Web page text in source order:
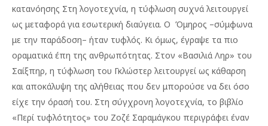
κατανόησης Στη λογοτεχνία, η τύφλωση συχνά λειτουργεί
ως μεταφορά για εσωτερική διαύγεια. Ο Όμηρος –σύμφωνα
με την παράδοση– ήταν τυφλός. Κι όμως, έγραψε τα πιο
οραματικά έπη της ανθρωπότητας. Στον «Βασιλιά Ληρ» του
Σαίξπηρ, η τύφλωση του Γκλώστερ λειτουργεί ως κάθαρση
και αποκάλυψη της αλήθειας που δεν μπορούσε να δει όσο
είχε την όρασή του. Στη σύγχρονη λογοτεχνία, το βιβλίο
«Περί τυφλότητος» του Ζοζέ Σαραμάγκου περιγράφει έναν